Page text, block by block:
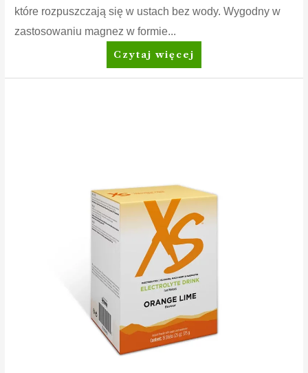
które rozpuszczają się w ustach bez wody. Wygodny w
zastosowaniu magnez w formie...
XS™
Magnesium
Czytaj więcej